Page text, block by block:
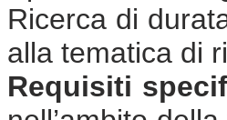
Ricerca di
alla tematica di
Requisiti